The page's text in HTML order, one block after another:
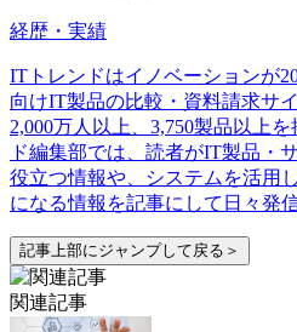
経歴・実績
ITトレンドはイノベーションが
向けIT製品の比較・資料請求サ
2,000万人以上、3,750製品以上
ド編集部では、読者がIT製品・
役立つ情報や、システムを活用
になる情報を記事にして日々発
記事上部にジャンプして戻る＞
関連記事